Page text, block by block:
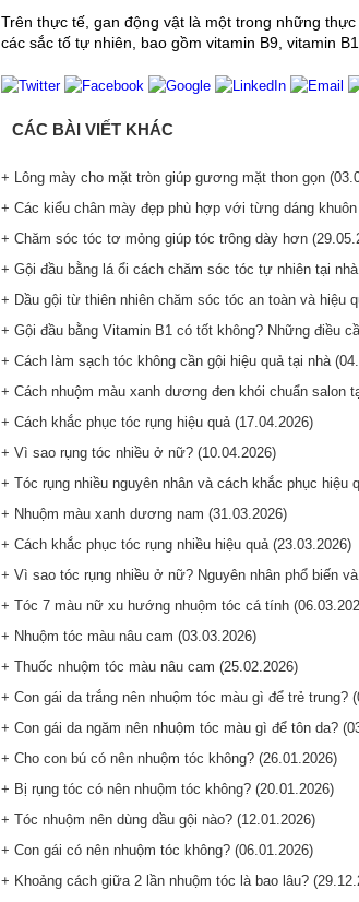
Trên thực tế, gan động vật là một trong những
các sắc tố tự nhiên, bao gồm vitamin B9, vitamin
CÁC BÀI VIẾT KHÁC
+ Lông mày cho mặt tròn giúp gương mặt thon gọn
+ Các kiểu chân mày đẹp phù hợp với từng dáng
+ Chăm sóc tóc tơ mỏng giúp tóc trông dày hơn
+ Gội đầu bằng lá ổi cách chăm sóc tóc tự nhiên tại
+ Dầu gội từ thiên nhiên chăm sóc tóc an toàn và hiệu
+ Gội đầu bằng Vitamin B1 có tốt không? Những điều
+ Cách làm sạch tóc không cần gội hiệu quả tại nhà
+ Cách nhuộm màu xanh dương đen khói chuẩn salon
+ Cách khắc phục tóc rụng hiệu quả (17.04.2026)
+ Vì sao rụng tóc nhiều ở nữ? (10.04.2026)
+ Tóc rụng nhiều nguyên nhân và cách khắc phục hiệu
+ Nhuộm màu xanh dương nam (31.03.2026)
+ Cách khắc phục tóc rụng nhiều hiệu quả (23.03.2026)
+ Vì sao tóc rụng nhiều ở nữ? Nguyên nhân phổ biến
+ Tóc 7 màu nữ xu hướng nhuộm tóc cá tính
+ Nhuộm tóc màu nâu cam (03.03.2026)
+ Thuốc nhuộm tóc màu nâu cam (25.02.2026)
+ Con gái da trắng nên nhuộm tóc màu gì để trẻ trung?
+ Con gái da ngăm nên nhuộm tóc màu gì để tôn da?
+ Cho con bú có nên nhuộm tóc không? (26.01.2026)
+ Bị rụng tóc có nên nhuộm tóc không? (20.01.2026)
+ Tóc nhuộm nên dùng dầu gội nào? (12.01.2026)
+ Con gái có nên nhuộm tóc không? (06.01.2026)
+ Khoảng cách giữa 2 lần nhuộm tóc là bao lâu?